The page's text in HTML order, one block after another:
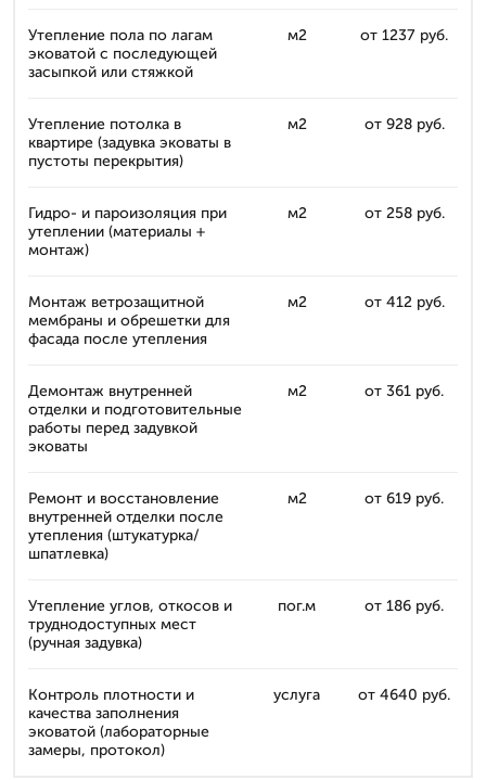
Утепление пола по лагам
эковатой с последующей
засыпкой или стяжкой
м2 от 1237 руб.
Утепление потолка в
квартире (задувка эковаты в
пустоты перекрытия)
м2 от 928 руб.
Гидро- и пароизоляция при
утеплении (материалы +
монтаж)
м2 от 258 руб.
Монтаж ветрозащитной
мембраны и обрешетки для
фасада после утепления
м2 от 412 руб.
Демонтаж внутренней
отделки и подготовительные
работы перед задувкой
эковаты
м2 от 361 руб.
Ремонт и восстановление
внутренней отделки после
утепления (штукатурка/
шпатлевка)
м2 от 619 руб.
Утепление углов, откосов и
труднодоступных мест
(ручная задувка)
пог.м от 186 руб.
Контроль плотности и
качества заполнения
эковатой (лабораторные
замеры, протокол)
услуга от 4640 руб.